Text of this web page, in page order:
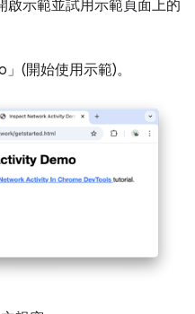
啟示範並試用示範頁面上的
(開始使用示範)。